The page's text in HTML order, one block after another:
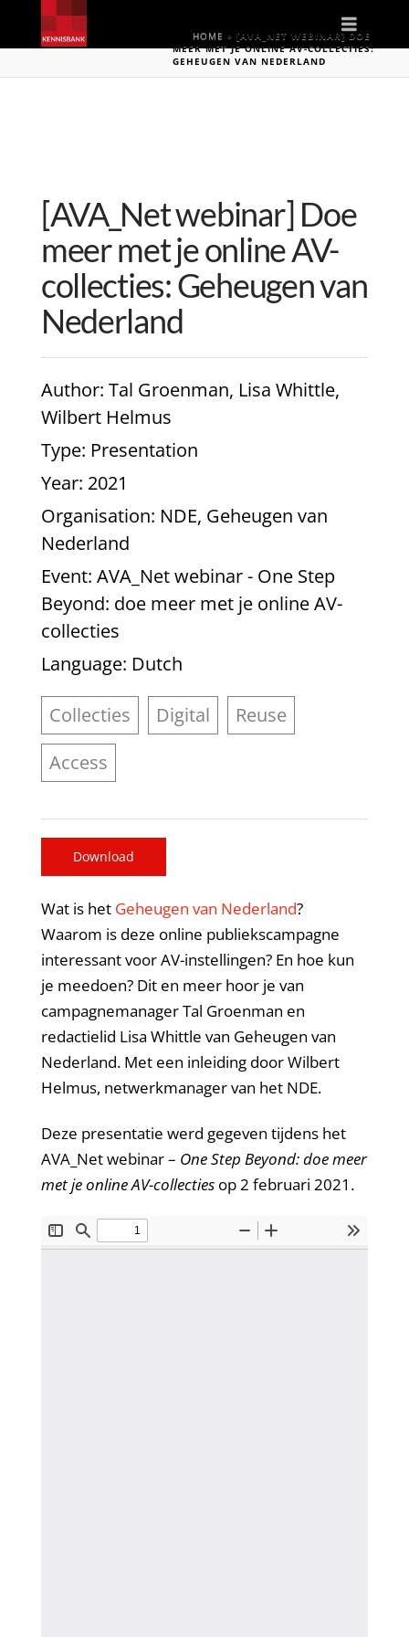
HOME » [AVA_NET WEBINAR] DOE
MEER MET JE ONLINE AV-COLLECTIES:
GEHEUGEN VAN NEDERLAND
[AVA_Net webinar] Doe
meer met je online AV-
collecties: Geheugen van
Nederland
Author: Tal Groenman, Lisa Whittle,
Wilbert Helmus
Type: Presentation
Year: 2021
Organisation: NDE, Geheugen van
Nederland
Event: AVA_Net webinar - One Step
Beyond: doe meer met je online AV-
collecties
Language: Dutch
Collecties Digital
Reuse
Access
Download
Wat is het Geheugen van Nederland?
Waarom is deze online publiekscampagne
interessant voor AV-instellingen? En hoe kun
je meedoen? Dit en meer hoor je van
campagnemanager Tal Groenman en
redactielid Lisa Whittle van Geheugen van
Nederland. Met een inleiding door Wilbert
Helmus, netwerkmanager van het NDE.
Deze presentatie werd gegeven tijdens het
AVA_Net webinar – One Step Beyond: doe meer
met je online AV-collectiesop 2 februari 2021.